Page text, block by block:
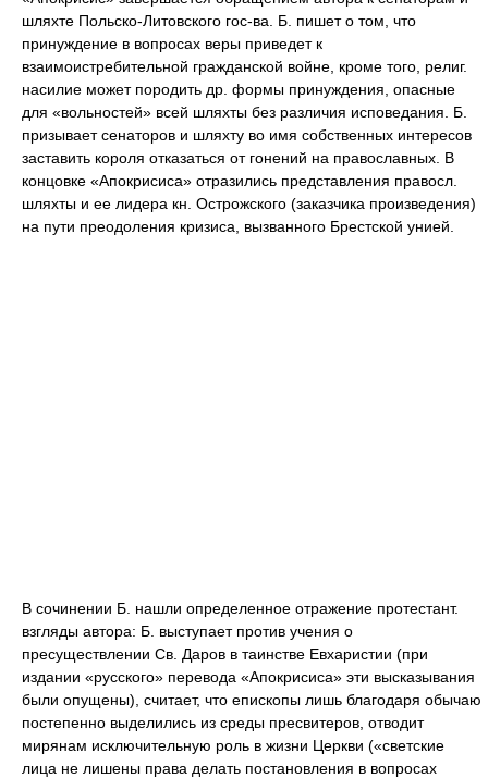
шляхте Польско-Литовского гос-ва. Б. пишет о том, что
принуждение в вопросах веры приведет к
взаимоистребительной гражданской войне, кроме того, религ.
насилие может породить др. формы принуждения, опасные
для «вольностей» всей шляхты без различия исповедания. Б.
призывает сенаторов и шляхту во имя собственных интересов
заставить короля отказаться от гонений на православных. В
концовке «Апокрисиса» отразились представления правосл.
шляхты и ее лидера кн. Острожского (заказчика произведения)
на пути преодоления кризиса, вызванного Брестской унией.
В сочинении Б. нашли определенное отражение протестант.
взгляды автора: Б. выступает против учения о
пресуществлении Св. Даров в таинстве Евхаристии (при
издании «русского» перевода «Апокрисиса» эти высказывания
были опущены), считает, что епископы лишь благодаря обычаю
постепенно выделились из среды пресвитеров, отводит
мирянам исключительную роль в жизни Церкви («светские
лица не лишены права делать постановления в вопросах